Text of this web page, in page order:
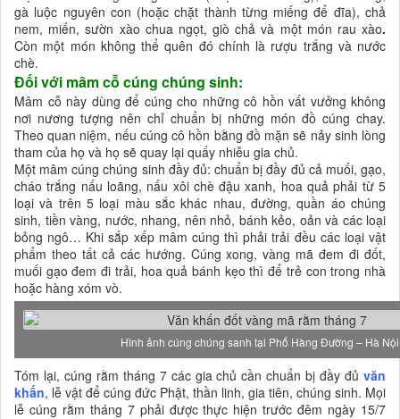
gà luộc nguyên con (hoặc chặt thành từng miếng để đĩa), chả
nem, miến, sườn xào chua ngọt, giò chả và một món rau xào.
Còn một món không thể quên đó chính là rượu trắng và nước
chè.
Đối với mâm cỗ cúng chúng sinh:
Mâm cỗ này dùng để cúng cho những cô hồn vất vưởng không
nơi nương tượng nên chỉ chuẩn bị những món đồ cúng chay.
Theo quan niệm, nếu cúng cô hồn bằng đồ mặn sẽ nảy sinh lòng
tham của họ và họ sẽ quay lại quấy nhiễu gia chủ.
Một mâm cúng chúng sinh đầy đủ: chuẩn bị đầy đủ cả muối, gạo,
cháo trắng nấu loãng, nấu xôi chè đậu xanh, hoa quả phải từ 5
loại và trên 5 loại màu sắc khác nhau, đường, quần áo chúng
sinh, tiền vàng, nước, nhang, nên nhỏ, bánh kẻo, oản và các loại
bỏng ngô… Khi sắp xếp mâm cúng thì phải trải đều các loại vật
phẩm theo tất cả các hướng. Cúng xong, vàng mã đem đi đốt,
muối gạo đem đi trải, hoa quả bánh kẹo thì để trẻ con trong nhà
hoặc hàng xóm vò.
Hình ảnh cúng chúng sanh tại Phố Hàng Đường – Hà Nội
Tóm lại, cúng rằm tháng 7 các gia chủ cần chuẩn bị đầy đủ văn
khấn, lễ vật để cúng đức Phật, thần linh, gia tiên, chúng sinh. Mọi
lễ cúng rằm tháng 7 phải được thực hiện trước đêm ngày 15/7